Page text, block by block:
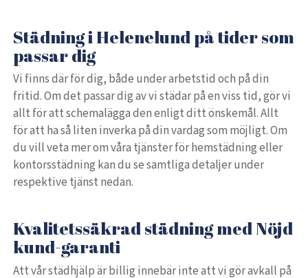
Städning i Helenelund på tider som
passar dig
Vi finns där för dig, både under arbetstid och på din
fritid. Om det passar dig av vi städar på en viss tid, gör vi
allt för att schemalägga den enligt ditt önskemål. Allt
för att ha så liten inverka på din vardag som möjligt. Om
du vill veta mer om våra tjänster för hemstädning eller
kontorsstädning kan du se samtliga detaljer under
respektive tjänst nedan.
Kvalitetssäkrad städning med Nöjd
kund-garanti
Att vår städhjälp är billig innebär inte att vi gör avkall på